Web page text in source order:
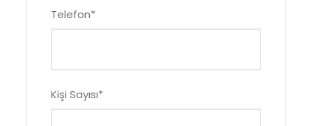
Telefon*
Kişi Sayısı*